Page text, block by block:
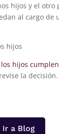
hijos y el
al cargo
hijos
los hijos
la decisión.
Ir a Blog